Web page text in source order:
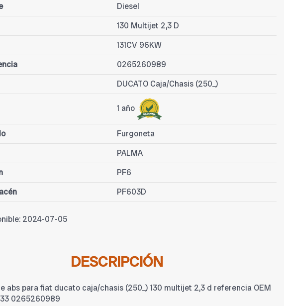
Diesel
130 Multijet 2,3 D
131CV 96KW
0265260989
DUCATO Caja/Chasis (250_)
1 año
Furgoneta
PALMA
PF6
PF603D
2024-07-05
DESCRIPCIÓN
abs para fiat ducato caja/chasis (250_) 130 multijet 2,3 d referencia OEM
0265260989